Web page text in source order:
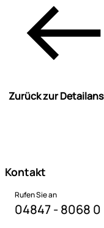
Zurück zur
Kontakt
Rufen Sie an
04847 - 8068 0